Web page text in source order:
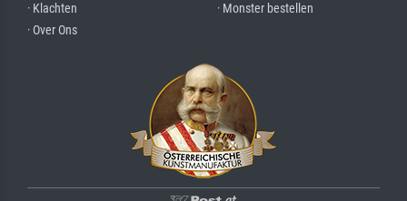
· Klachten
· Over Ons
· Monster bestellen